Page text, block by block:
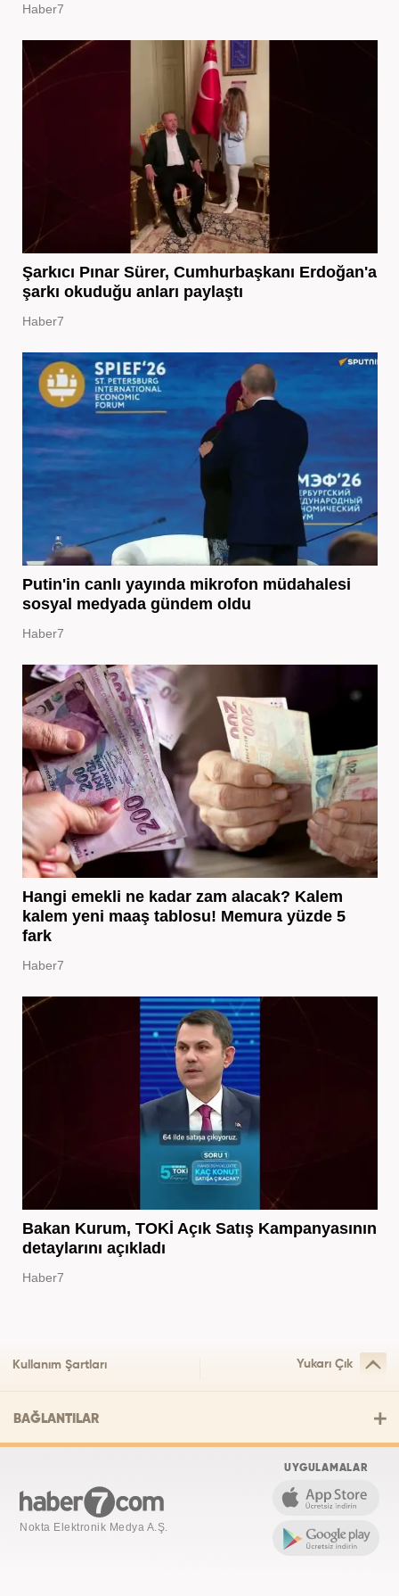
Haber7
Şarkıcı Pınar Sürer, Cumhurbaşkanı Erdoğan'a
şarkı okuduğu anları paylaştı
Haber7
Putin'in canlı yayında mikrofon müdahalesi
sosyal medyada gündem oldu
Haber7
Hangi emekli ne kadar zam alacak? Kalem
kalem yeni maaş tablosu! Memura yüzde 5
fark
Haber7
Bakan Kurum, TOKİ Açık Satış Kampanyasının
detaylarını açıkladı
Haber7
Kullanım Şartları Yukarı Çık
BAĞLANTILAR
Nokta Elektronik Medya A.Ş.
UYGULAMALAR